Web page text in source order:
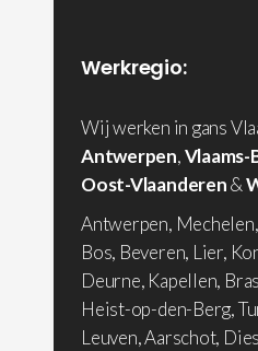
Werkregio:
Wij werken in gans
Antwerpen,
Oost-Vlaanderen&
Antwerpen,
Bos, Beveren, Lier,
Deurne, Kapellen,
Heist-op-den-Berg,
Leuven, Aarschot,